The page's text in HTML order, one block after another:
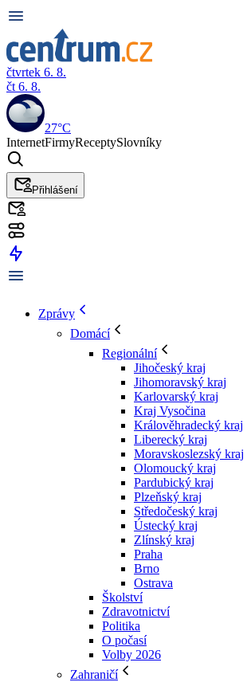
čtvrtek 6. 8.
čt 6. 8.
27°C
InternetFirmyReceptySlovníky
Přihlášení
Zprávy
Domácí
Regionální
Jihočeský kraj
Jihomoravský kraj
Karlovarský kraj
Kraj Vysočina
Králověhradecký kraj
Liberecký kraj
Moravskoslezský kraj
Olomoucký kraj
Pardubický kraj
Plzeňský kraj
Středočeský kraj
Ústecký kraj
Zlínský kraj
Praha
Brno
Ostrava
Školství
Zdravotnictví
Politika
O počasí
Volby 2026
Zahraničí